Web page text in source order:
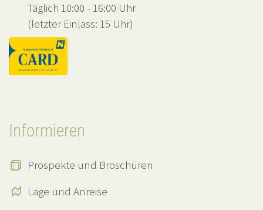
Täglich 10:00 - 16:00 Uhr
(letzter Einlass: 15 Uhr)
Informieren
Prospekte und Broschüren
Lage und Anreise